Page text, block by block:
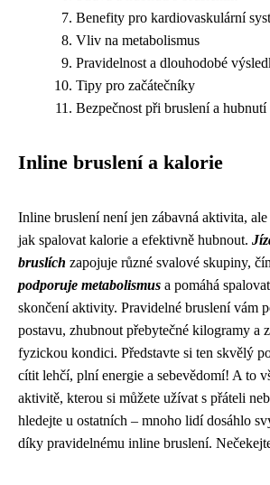
Benefity pro kardiovaskulární
Vliv na metabolismus
Pravidelnost a dlouhodobé
Tipy pro začátečníky
Bezpečnost při bruslení a hubnutí
Inline bruslení a kalorie
Inline bruslení není jen zábavná aktivita,
jak spalovat kalorie a efektivně hubnout.
bruslích zapojuje různé svalové skupiny,
podporuje metabolismus a pomáhá
skončení aktivity. Pravidelné bruslení vám
postavu, zhubnout přebytečné kilogramy a
fyzickou kondici. Představte si ten skvělý
cítit lehčí, plní energie a sebevědomí! A to
aktivitě, kterou si můžete užívat s přáteli
hledejte u ostatních – mnoho lidí dosáhlo
díky pravidelnému inline bruslení.